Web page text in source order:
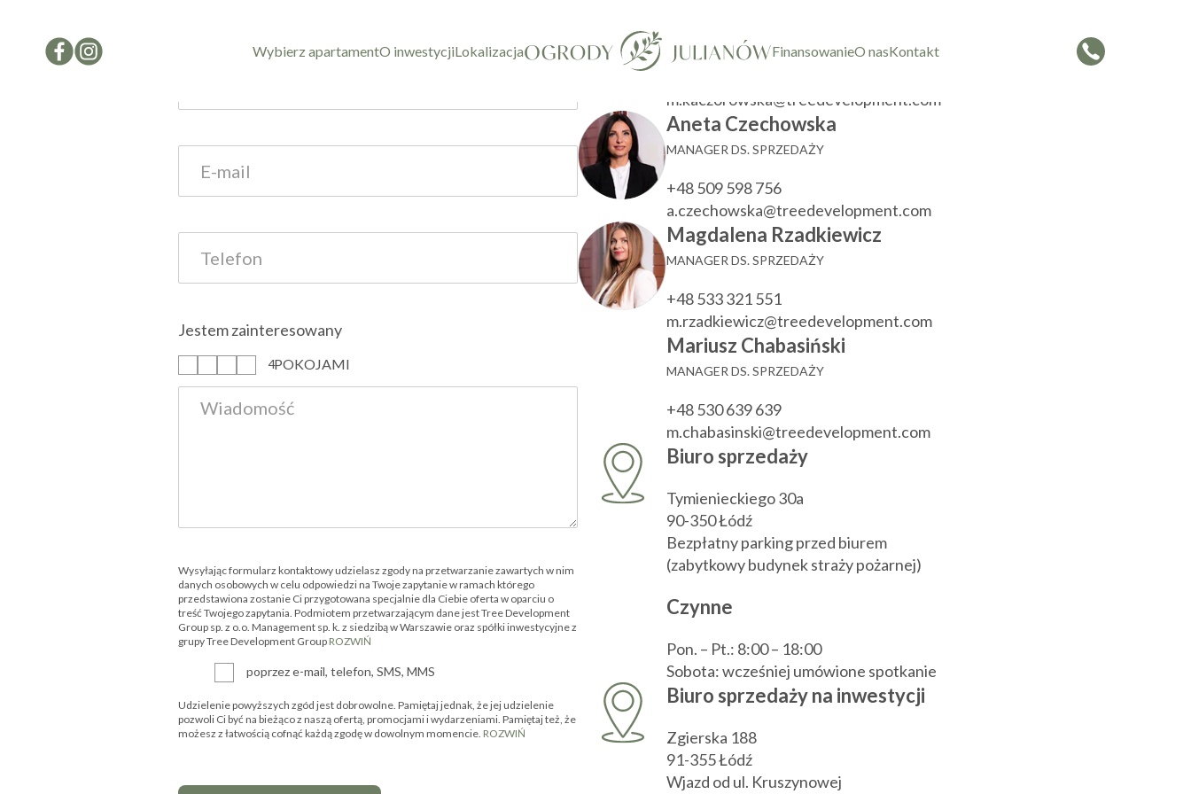
Wybierz apartamentO inwestycjiLokalizacja FinansowanieO nasKontakt
Jestem zainteresowany
4POKOJAMI
Wysyłając formularz kontaktowy udzielasz zgody na przetwarzanie zawartych w nim
danych osobowych w celu odpowiedzi na Twoje zapytanie w ramach którego
przedstawiona zostanie Ci przygotowana specjalnie dla Ciebie oferta w oparciu o
treść Twojego zapytania. Podmiotem przetwarzającym dane jest Tree Development
Group sp. z o.o. Management sp. k. z siedzibą w Warszawie oraz spółki inwestycyjne z
grupy Tree Development Group ROZWIŃ
poprzez e-mail, telefon, SMS, MMS
Udzielenie powyższych zgód jest dobrowolne. Pamiętaj jednak, że jej udzielenie
pozwoli Ci być na bieżąco z naszą ofertą, promocjami i wydarzeniami. Pamiętaj też, że
możesz z łatwością cofnąć każdą zgodę w dowolnym momencie. ROZWIŃ
KIEROWNIK DZIAŁU SPRZEDAŻY
m.kaczorowska@treedevelopment.com
Aneta Czechowska
MANAGER DS. SPRZEDAŻY
+48 509 598 756
a.czechowska@treedevelopment.com
Magdalena Rzadkiewicz
MANAGER DS. SPRZEDAŻY
+48 533 321 551
m.rzadkiewicz@treedevelopment.com
Mariusz Chabasiński
MANAGER DS. SPRZEDAŻY
+48 530 639 639
m.chabasinski@treedevelopment.com
Biuro sprzedaży
Tymienieckiego 30a
90-350 Łódź
Bezpłatny parking przed biurem
(zabytkowy budynek straży pożarnej)
Czynne
Pon. – Pt.: 8:00 – 18:00
Sobota: wcześniej umówione spotkanie
Biuro sprzedaży na inwestycji
Zgierska 188
91-355 Łódź
Wjazd od ul. Kruszynowej